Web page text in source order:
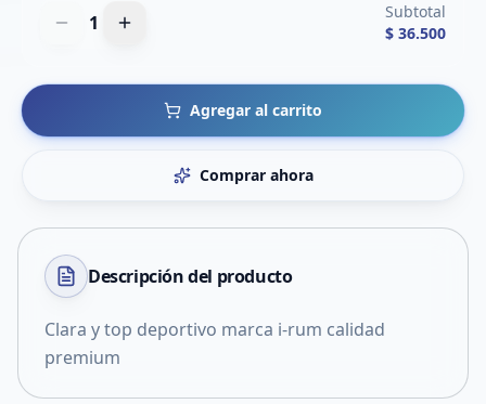
1
Subtotal
$ 36.500
Agregar al carrito
Comprar ahora
Descripción del producto
Clara y top deportivo marca i-rum calidad
premium